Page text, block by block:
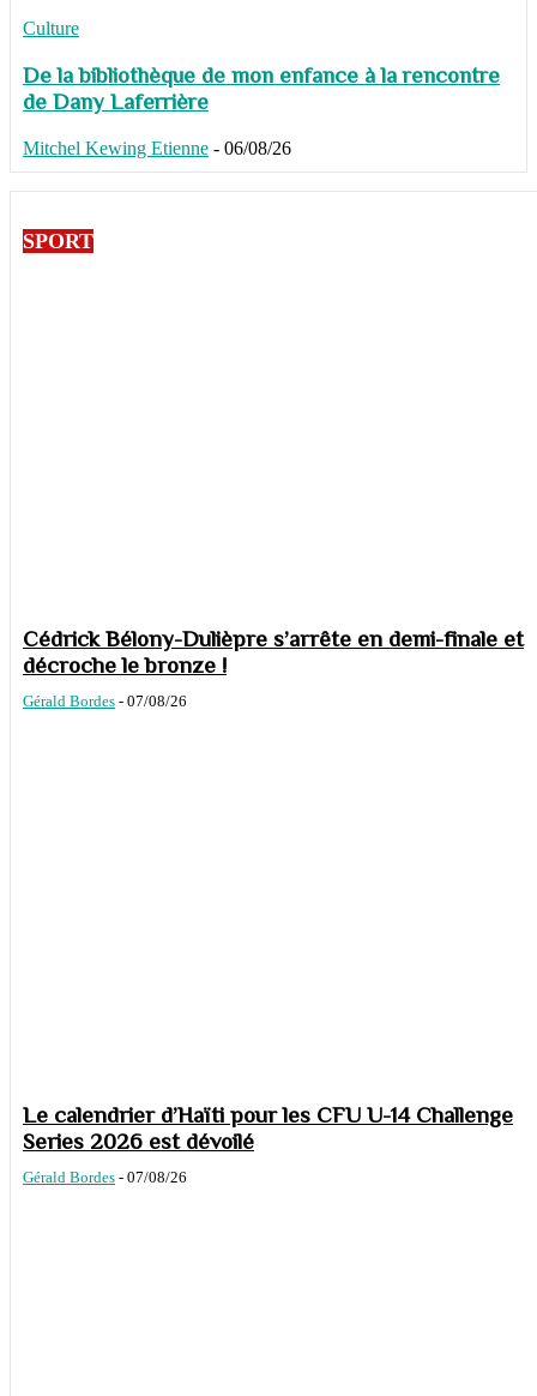
Culture
De la bibliothèque de mon enfance à la rencontre
de Dany Laferrière
Mitchel Kewing Etienne - 06/08/26
SPORT
Cédrick Bélony-Dulièpre s’arrête en demi-finale et
décroche le bronze !
Gérald Bordes - 07/08/26
Le calendrier d’Haïti pour les CFU U-14 Challenge
Series 2026 est dévoilé
Gérald Bordes - 07/08/26